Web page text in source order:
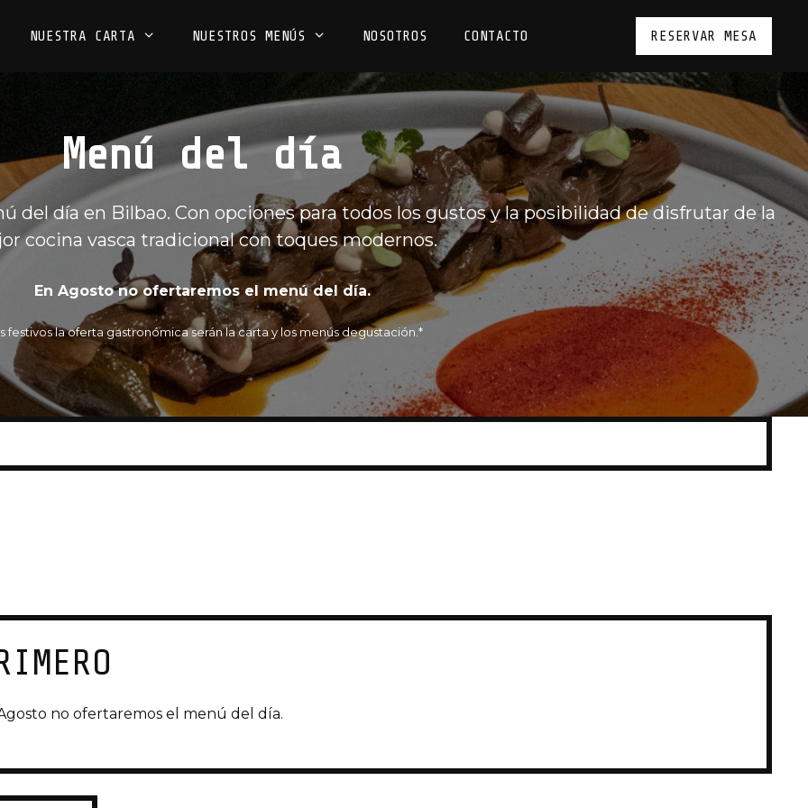
NUESTRA CARTA NUESTROS MENÚS NOSOTROS CONTACTO RESERVAR MESA
Menú del día
del día en Bilbao. Con opciones para todos los gustos y la posibilidad de disfrutar de la
cocina vasca tradicional con toques modernos.
En Agosto no ofertaremos el menú del día.
festivos la oferta gastronómica serán la carta y los menús degustación.*
no ofertaremos el menú del día.